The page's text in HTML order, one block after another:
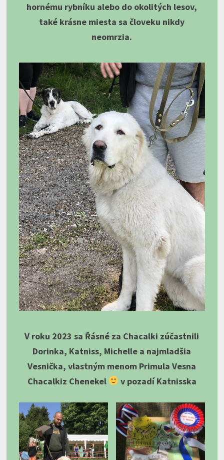
hornému rybníku alebo do okolitých lesov,
také krásne miesta sa človeku nikdy
neomrzia.
V roku 2023 sa Řásné za Chacalki zúčastnili
Dorinka, Katniss, Michelle a najmladšia
Vesnička, vlastným menom Primula Vesna
Chacalkiz Chenekel
v pozadí Katnisska